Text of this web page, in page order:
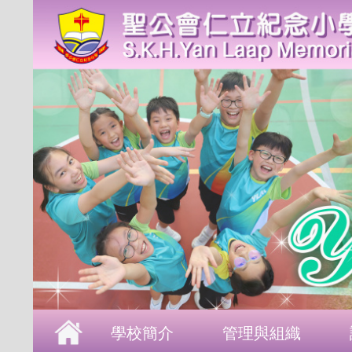
首頁
學校簡介
管理與組織
成長支援
學生表現
校園生活
學校刊物
聯絡本校
學校簡介 管理與組織